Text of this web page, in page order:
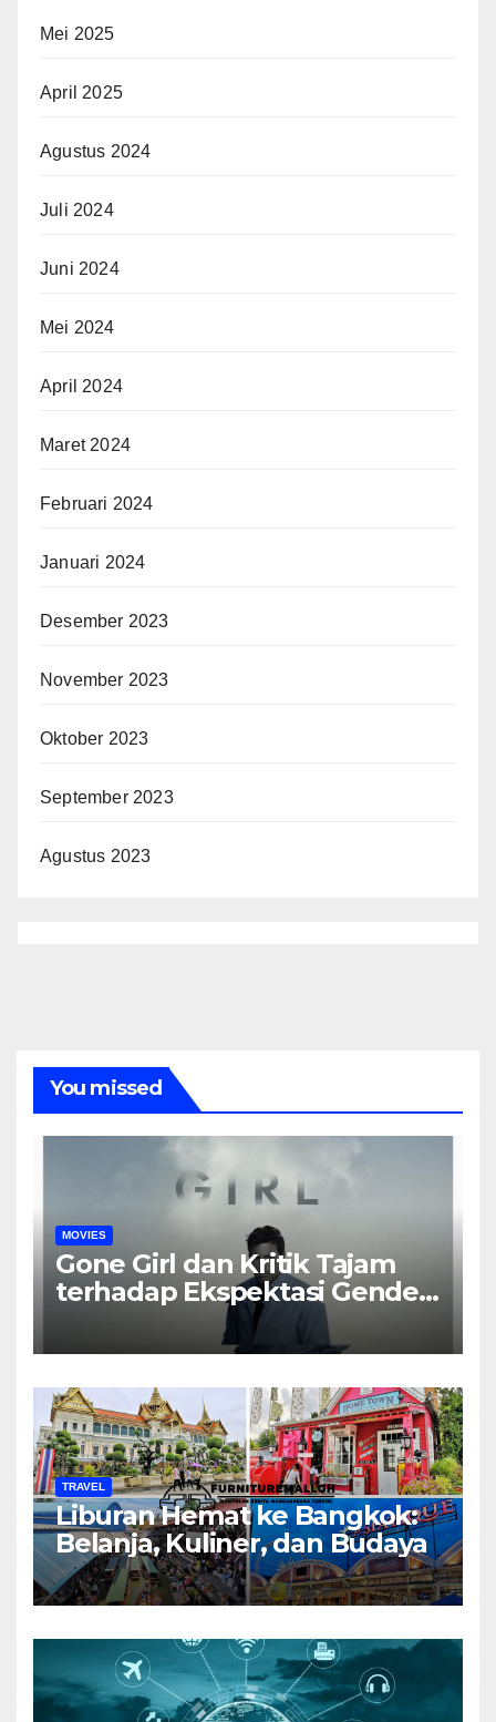
Mei 2025
April 2025
Agustus 2024
Juli 2024
Juni 2024
Mei 2024
April 2024
Maret 2024
Februari 2024
Januari 2024
Desember 2023
November 2023
Oktober 2023
September 2023
Agustus 2023
You missed
MOVIES
Gone Girl dan Kritik Tajam
terhadap Ekspektasi Gender
dalam Rumah Tangga
TRAVEL
Liburan Hemat ke Bangkok:
Belanja, Kuliner, dan Budaya